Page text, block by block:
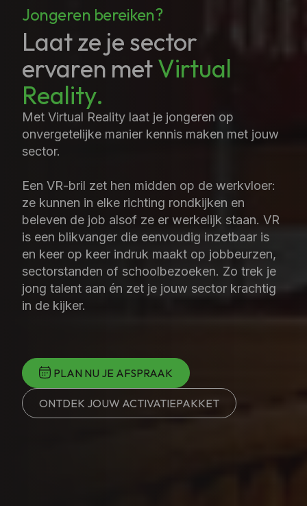
Jongeren bereiken?
Laat ze je sector
ervaren metVirtual
Reality.
Met Virtual Reality laat je jongeren op
onvergetelijke manier kennis maken met jouw
sector.
Een VR-bril zet hen midden op de werkvloer:
ze kunnen in elke richting rondkijken en
beleven de job alsof ze er werkelijk staan. VR
is een blikvanger die eenvoudig inzetbaar is
en keer op keer indruk maakt op jobbeurzen,
sectorstanden of schoolbezoeken. Zo trek je
jong talent aan én zet je jouw sector krachtig
in de kijker.
PLAN NU JE AFSPRAAK
ONTDEK JOUW ACTIVATIEPAKKET